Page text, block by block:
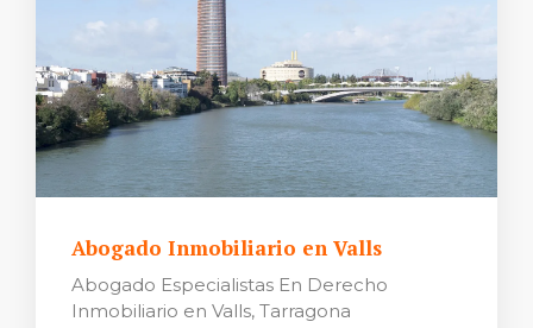
Abogado Inmobiliario en Valls
Abogado Especialistas En Derecho
Inmobiliario en Valls, Tarragona